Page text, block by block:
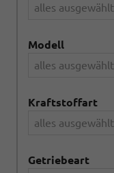
alles ausgewählt
Modell
alles ausgewählt
Kraftstoffart
alles ausgewählt
Getriebeart